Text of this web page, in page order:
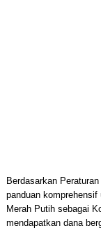
Berdasarkan
panduan
Merah Putih sebagai
mendapatkan dana